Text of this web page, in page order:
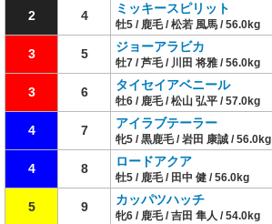
2 4 ミッキースピリット
牡5 / 鹿毛 / 松若 風馬 / 56.0kg
3 5 ジョーアラビカ
牡7 / 芦毛 / 川田 将雅 / 56.0kg
3 6 タイセイアベニール
牡6 / 鹿毛 / 松山 弘平 / 57.0kg
4 7 アイラブテーラー
牝5 / 黒鹿毛 / 岩田 康誠 / 56.0kg
4 8 ロードアクア
牡5 / 鹿毛 / 田中 健 / 56.0kg
5 9 カッパツハッチ
牝6 / 鹿毛 / 吉田 隼人 / 54.0kg